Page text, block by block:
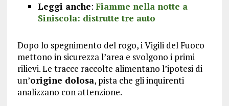
Leggi anche: Fiamme nella notte a
Siniscola: distrutte tre auto
Dopo lo spegnimento del rogo, i Vigili del Fuoco
mettono in sicurezza l’area e svolgono i primi
rilievi. Le tracce raccolte alimentano l’ipotesi di
un’origine dolosa, pista che gli inquirenti
analizzano con attenzione.